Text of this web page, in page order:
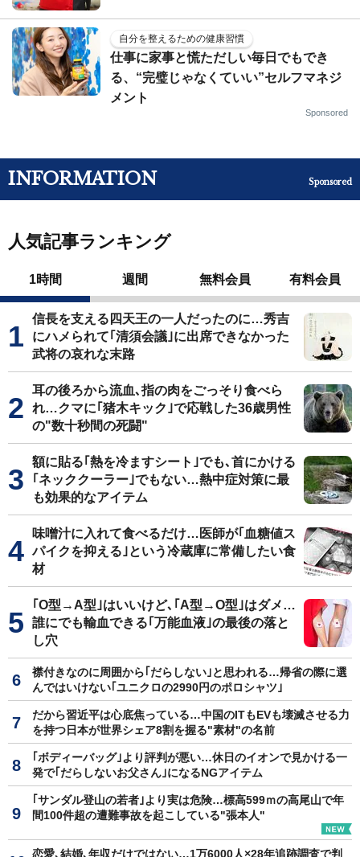
自分を整えるための健康習慣
仕事に家事と慌ただしい毎日でもでき
る、“完璧じゃなくていい”セルフマネジ
メント
Sponsored
INFORMATION Sponsored
人気記事ランキング
1時間 週間 無料会員 有料会員
信長を支える四天王の一人だったのに…秀吉
にハメられて｢清須会議｣に出席できなかった
武将の哀れな末路
耳の後ろから流血､指の肉をごっそり食べら
れ…クマに｢猪木キック｣で応戦した36歳男性
の"数十秒間の死闘"
額に貼る｢熱を冷ますシート｣でも､首にかける
｢ネッククーラー｣でもない…熱中症対策に最
も効果的なアイテム
味噌汁に入れて食べるだけ…医師が｢血糖値ス
パイクを抑える｣という冷蔵庫に常備したい食
材
｢O型→A型｣はいいけど､｢A型→O型｣はダメ…
誰にでも輸血できる｢万能血液｣の最後の落と
し穴
襟付きなのに周囲から｢だらしない｣と思われる…帰省の際に選
んではいけない｢ユニクロの2990円のポロシャツ｣
だから習近平は心底焦っている…中国のITもEVも壊滅させる力
を持つ日本が世界シェア8割を握る"素材"の名前
｢ボディーバッグ｣より評判が悪い…休日のイオンで見かける一
発で｢だらしないお父さん｣になるNGアイテム
｢サンダル登山の若者｣より実は危険…標高599ｍの高尾山で年
間100件超の遭難事故を起こしている"張本人"
恋愛､結婚､年収だけではない…1万6000人×28年追跡調査で判